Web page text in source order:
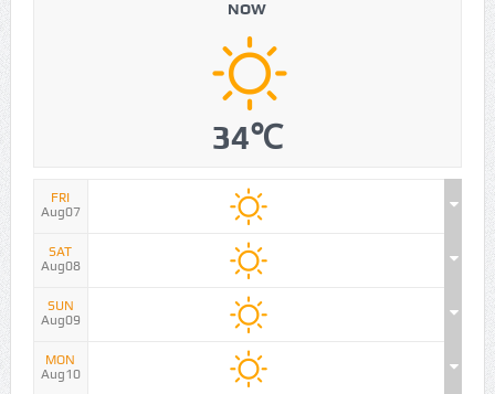
NOW
34℃
FRI
Aug07
SAT
Aug08
SUN
Aug09
MON
Aug10